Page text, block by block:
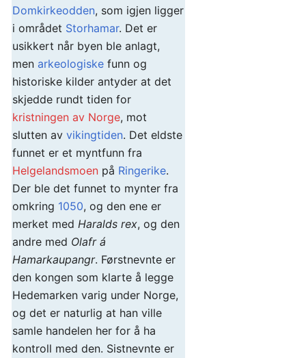
Domkirkeodden, som igjen ligger
i området Storhamar. Det er
usikkert når byen ble anlagt,
men arkeologiske funn og
historiske kilder antyder at det
skjedde rundt tiden for
kristningen av Norge, mot
slutten av vikingtiden. Det eldste
funnet er et myntfunn fra
Helgelandsmoen på Ringerike.
Der ble det funnet to mynter fra
omkring 1050, og den ene er
merket med Haralds rex, og den
andre med Olafr á
Hamarkaupangr. Førstnevnte er
den kongen som klarte å legge
Hedemarken varig under Norge,
og det er naturlig at han ville
samle handelen her for å ha
kontroll med den. Sistnevnte er